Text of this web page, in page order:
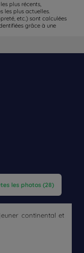
plus récents,
les plus actuelles.
etc.) sont calculées
grâce à une
les photos (28)
continental et